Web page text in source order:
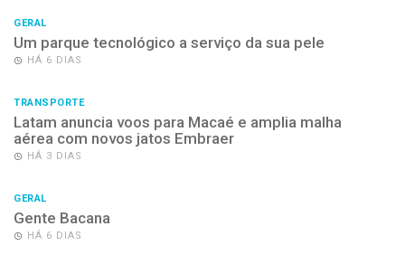
GERAL
Um parque tecnológico a serviço da sua pele
HÁ 6 DIAS
TRANSPORTE
Latam anuncia voos para Macaé e amplia malha
aérea com novos jatos Embraer
HÁ 3 DIAS
GERAL
Gente Bacana
HÁ 6 DIAS